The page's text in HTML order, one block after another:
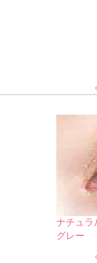
ナチュラ
グレー